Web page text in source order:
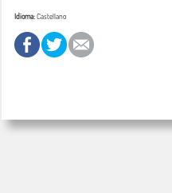
Idioma:Castellano